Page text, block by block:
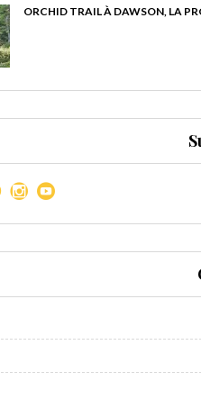
ORCHID TRAIL À DAWSON, LA